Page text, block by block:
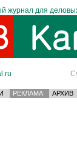
журнал для
РЕКЛАМА АРХИВ